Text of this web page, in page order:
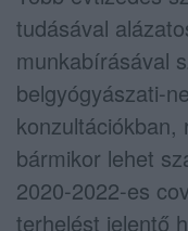
tudásával
munkabírásával
belgyógyászati-
konzultációkban,
bármikor lehet
2020-2022-es
terhelést jelentő